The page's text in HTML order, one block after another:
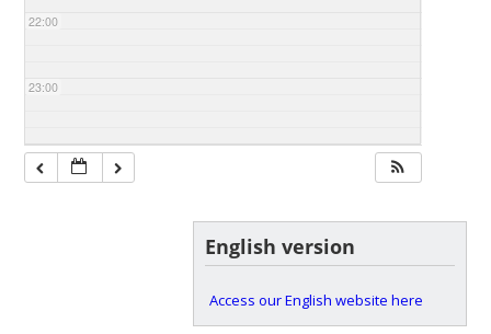
22:00
23:00
English version
Access our English website here